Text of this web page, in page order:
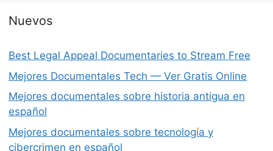
Nuevos
Best Legal Appeal Documentaries to Stream Free
Mejores Documentales Tech — Ver Gratis Online
Mejores documentales sobre historia antigua en
español
Mejores documentales sobre tecnología y
cibercrimen en español